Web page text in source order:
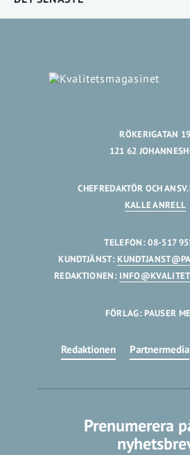
RÖKERIGATAN 19
121 62
CHEFREDAKTÖR OCH
KALLE ANRELL
TELEFON: 08-517
KUNDTJÄNST:
REDAKTIONEN:
FÖRLAG: PAUSER
Redaktionen Partnermedia
Prenumerera